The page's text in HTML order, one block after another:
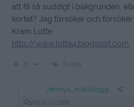
att få så suddigt i bakgrunden,
kortet? Jag försöker och försöker
Kram Lotte
http://www.lotte4.blogspot.com
0 Svara
Jennys_matblogg
Lotte